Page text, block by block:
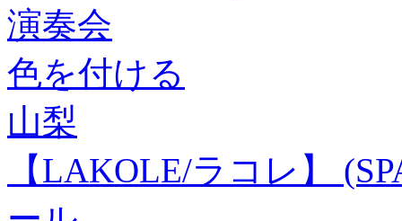
演奏会
色を付ける
山梨
【LAKOLE/ラコレ】